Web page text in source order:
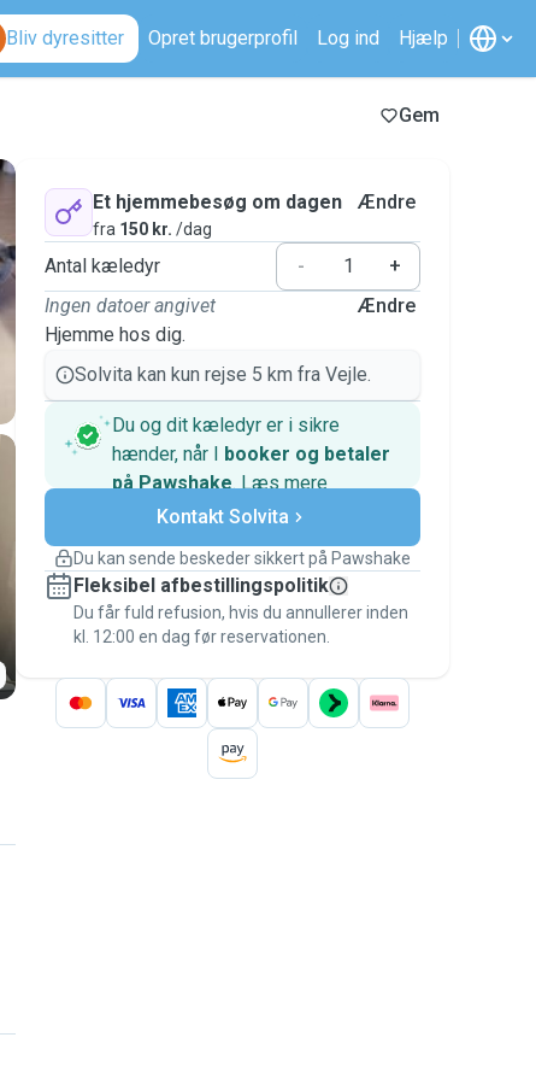
Bliv dyresitter Opret brugerprofil Log ind Hjælp
Gem
Et hjemmebesøg om dagen
fra 150 kr. /dag
Ændre
Antal kæledyr -
+
Ingen datoer angivet
Hjemme hos dig.
Ændre
Solvita kan kun rejse 5 km fra Vejle.
Du og dit kæledyr er i sikre
hænder, når I booker og betaler
på Pawshake. Læs mere
Sikre betalinger
Support, hvis planerne ændrer
Dækkede bookinger
Hold alt på Pawshake – fra den første
besked til betalingen – for at være dækket
af Pawshake-garantien.
Kontakt Solvita
Du kan sende beskeder sikkert på Pawshake
Fleksibel afbestillingspolitik
Du får fuld refusion, hvis du annullerer inden
kl. 12:00 en dag før reservationen.